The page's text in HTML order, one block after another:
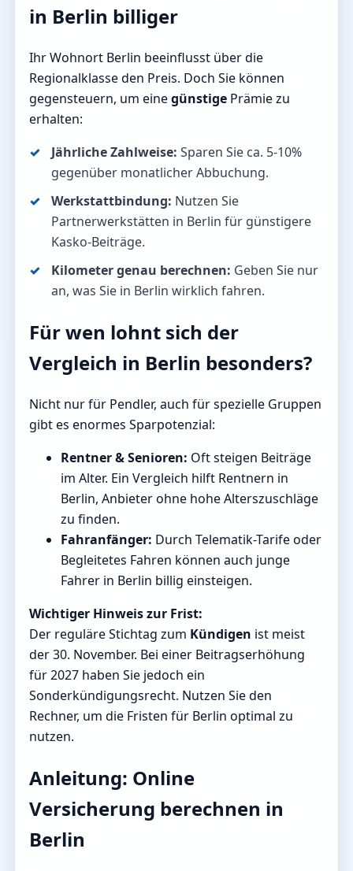
in Berlin billiger
Ihr Wohnort Berlin beeinflusst über die
Regionalklasse den Preis. Doch Sie können
gegensteuern, um einegünstige Prämie zu
erhalten:
Jährliche Zahlweise: Sparen Sie ca. 5-10%
gegenüber monatlicher Abbuchung.
Werkstattbindung: Nutzen Sie
Partnerwerkstätten in Berlin für günstigere
Kasko-Beiträge.
Kilometer genau berechnen: Geben Sie nur
an, was Sie in Berlin wirklich fahren.
Für wen lohnt sich der
Vergleich in Berlin besonders?
Nicht nur für Pendler, auch für spezielle Gruppen
gibt es enormes Sparpotenzial:
Rentner & Senioren: Oft steigen Beiträge
im Alter. Ein Vergleich hilft Rentnern in
Berlin, Anbieter ohne hohe Alterszuschläge
zu finden.
Fahranfänger: Durch Telematik-Tarife oder
Begleitetes Fahren können auch junge
Fahrer in Berlin billig einsteigen.
Wichtiger Hinweis zur Frist:
Der reguläre Stichtag zum Kündigen ist meist
der 30. November. Bei einer Beitragserhöhung
für 2027 haben Sie jedoch ein
Sonderkündigungsrecht. Nutzen Sie den
Rechner, um die Fristen für Berlin optimal zu
nutzen.
Anleitung: Online
Versicherung berechnen in
Berlin